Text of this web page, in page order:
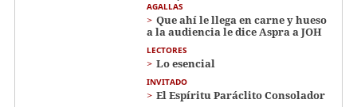
AGALLAS
Que ahí le llega en carne y hueso
a la audiencia le dice Aspra a JOH
LECTORES
Lo esencial
INVITADO
El Espíritu Paráclito Consolador